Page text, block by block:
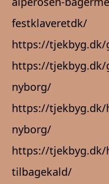
festklaveretdk/
https://
https://tjekbyg.dk/
nyborg/
https://tjekbyg.dk/
nyborg/
https://tjekbyg.dk/
tilbagekald/